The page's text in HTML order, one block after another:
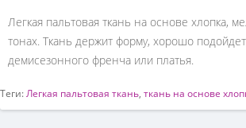
Легкая пальтовая ткань на основе хлопка,
тонах. Ткань держит форму, хорошо
демисезонного френча или платья.
Теги:Легкая пальтовая ткань, ткань на основе